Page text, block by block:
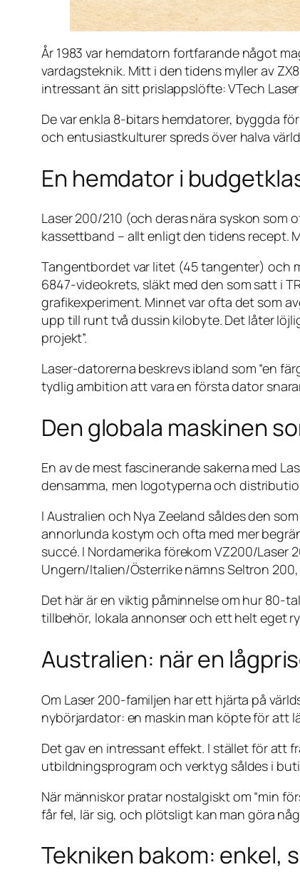
År 1983 var hemdatorn fortfarande något
vardagsteknik. Mitt i den tidens myller av
intressant än sitt prislappslöfte: VTech
De var enkla 8-bitars hemdatorer, byggda
och entusiastkulturer spreds över halva
En hemdator i
Laser 200/210 (och deras nära syskon som
kassettband – allt enligt den tidens recept.
Tangentbordet var litet (45 tangenter) och
6847-videokrets, släkt med den som satt i
grafikexperiment. Minnet var ofta det som
upp till runt två dussin kilobyte. Det låter
projekt”.
Laser-datorerna beskrevs ibland som “en
tydlig ambition att vara en första dator
Den globala maskinen
En av de mest fascinerande sakerna med
densamma, men logotyperna och
I Australien och Nya Zeeland såldes den
annorlunda kostym och ofta med mer
succé. I Nordamerika förekom VZ200/Laser
Ungern/Italien/Österrike nämns Seltron
Det här är en viktig påminnelse om hur 80-
tillbehör, lokala annonser och ett helt eget
Australien: när en
Om Laser 200-familjen har ett hjärta på
nybörjardator: en maskin man köpte för att
Det gav en intressant effekt. I stället för att
utbildningsprogram och verktyg såldes i
När människor pratar nostalgiskt om “min
får fel, lär sig, och plötsligt kan man göra
Tekniken bakom: enkel,